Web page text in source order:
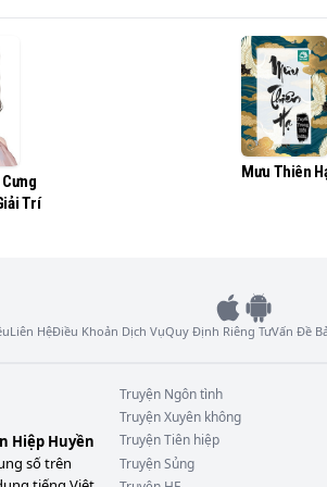
lịch sử - Lan Lăng
càng đi càng gần.
vĩnh viễn không tỉnh lại.
hay vẫn là lòng người?
câu gặp lại, có thể thật gặp lại hay
Trí
Mưu Thiên
Liên HệĐiều Khoản Dịch VụQuy Định Riêng TưVấn Đề
Hiệp Huyền
số trên
Truyện Ngôn tình
TruyệnXuyên không
TruyệnTiên hiệp
TruyệnSủng